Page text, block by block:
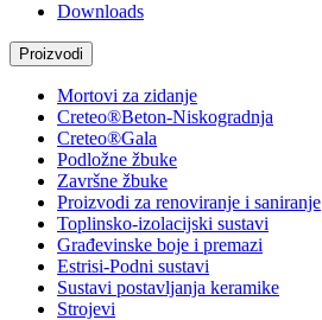
Downloads
Proizvodi
Mortovi za zidanje
Creteo®Beton-Niskogradnja
Creteo®Gala
Podložne žbuke
Završne žbuke
Proizvodi za renoviranje i saniranje
Toplinsko-izolacijski sustavi
Građevinske boje i premazi
Estrisi-Podni sustavi
Sustavi postavljanja keramike
Strojevi